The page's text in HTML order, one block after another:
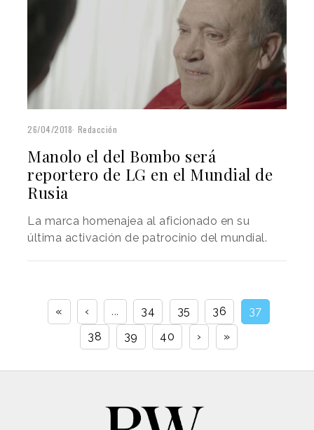
26/04/2018 Redacción
Manolo el del Bombo será
reportero de LG en el Mundial de
Rusia
La marca homenajea al aficionado en su
última activación de patrocinio del mundial.
« ‹ ... 34 35 36
37
38
39 40 › »